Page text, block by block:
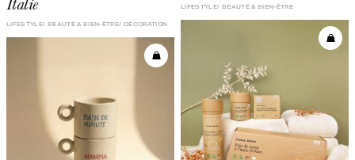
BEAUTÉ & BIEN-ÊTRE DÉCORATION
LIFESTYLE
BEAUTÉ & BIEN-ÊTRE
LIFESTYLE